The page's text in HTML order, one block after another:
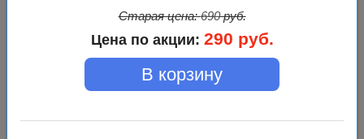
Старая цена:690руб.
Цена по акции: 290 руб.
В корзину